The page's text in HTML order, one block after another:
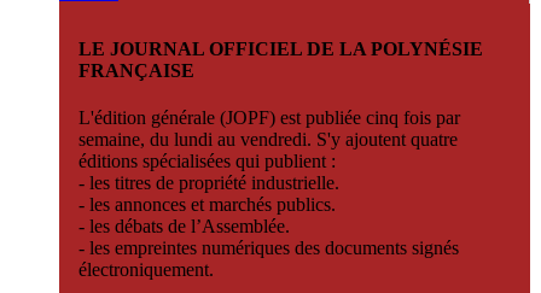
LE JOURNAL OFFICIEL DE LA POLYNÉSIE
FRANÇAISE
L'édition générale (JOPF) est publiée cinq fois par
semaine, du lundi au vendredi. S'y ajoutent quatre
éditions spécialisées qui publient :
- les titres de propriété industrielle.
- les annonces et marchés publics.
- les débats de l’Assemblée.
- les empreintes numériques des documents signés
électroniquement.